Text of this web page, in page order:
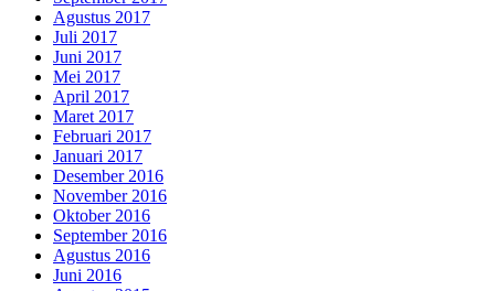
Agustus 2017
Juli 2017
Juni 2017
Mei 2017
April 2017
Maret 2017
Februari 2017
Januari 2017
Desember 2016
November 2016
Oktober 2016
September 2016
Agustus 2016
Juni 2016